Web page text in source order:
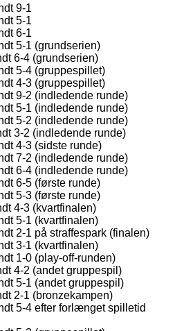
9-1
5-1
6-1
5-1 (grundserien)
6-4 (grundserien)
5-4 (gruppespillet)
4-3 (gruppespillet)
9-2 (indledende runde)
5-1 (indledende runde)
5-2 (indledende runde)
3-2 (indledende runde)
4-3 (sidste runde)
7-2 (indledende runde)
6-4 (indledende runde)
6-5 (første runde)
5-3 (første runde)
4-3 (kvartfinalen)
5-1 (kvartfinalen)
2-1 på straffespark (finalen)
3-1 (kvartfinalen)
1-0 (play-off-runden)
4-2 (andet gruppespil)
5-1 (andet gruppespil)
2-1 (bronzekampen)
5-4 efter forlænget spilletid